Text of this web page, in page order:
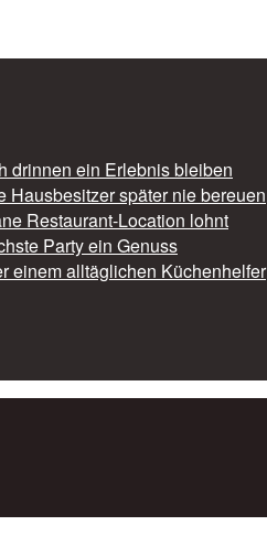
drinnen ein Erlebnis bleiben
Hausbesitzer später nie bereuen
Restaurant-Location lohnt
Party ein Genuss
einem alltäglichen Küchenhelfer